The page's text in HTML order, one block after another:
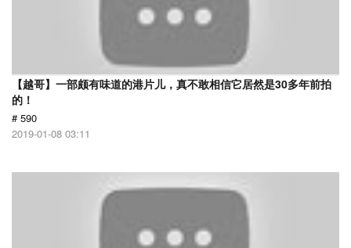
【越哥】一部颇有味道的港片儿，真不敢相信它居然是30多年前拍
的！
# 590
2019-01-08 03:11